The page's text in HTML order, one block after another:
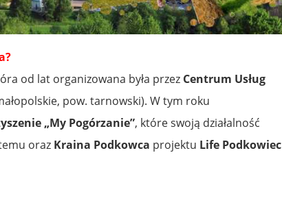
od lat organizowana była przez Centrum Usług
pow. tarnowski). W tym roku
„My Pogórzanie”, które swoją działalność
oraz Kraina Podkowca projektu Life Podkowiec